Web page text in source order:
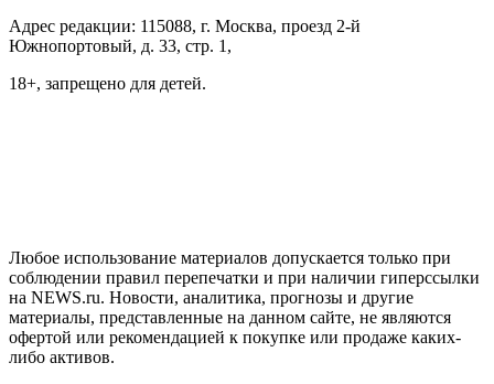
Адрес редакции: 115088, г. Москва, проезд 2-й
Южнопортовый, д. 33, стр. 1,
18+, запрещено для детей.
Любое использование материалов допускается только при
соблюдении правил перепечатки и при наличии гиперссылки
на NEWS.ru. Новости, аналитика, прогнозы и другие
материалы, представленные на данном сайте, не являются
офертой или рекомендацией к покупке или продаже каких-
либо активов.